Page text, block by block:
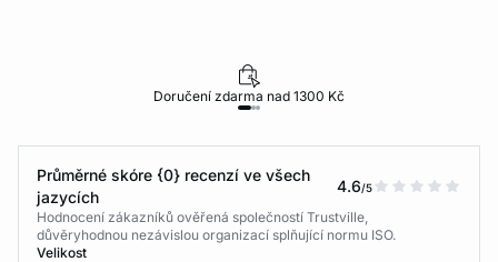
Doručení zdarma nad 1300 Kč
Průměrné skóre {0} recenzí ve všech
jazycích
4.6/5
Hodnocení zákazníků ověřená společností Trustville,
důvěryhodnou nezávislou organizací splňující normu ISO.
Velikost